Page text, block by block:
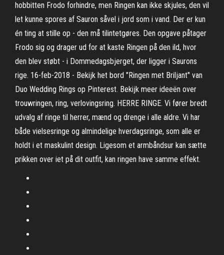
hobbitten Frodo forhindre, men Ringen kan ikke skjules, den vil
let kunne spores af Sauron såvel i jord som i vand. Der er kun
én ting at stille op - den må tilintetgøres. Den opgave påtager
Frodo sig og drager ud for at kaste Ringen på den ild, hvor
den blev støbt - i Dommedagsbjerget, der ligger i Saurons
rige. 16-feb-2018 - Bekijk het bord "Ringen met Briljant" van
Duo Wedding Rings op Pinterest. Bekijk meer ideeën over
trouwringen, ring, verlovingsring. HERRE RINGE. Vi fører bredt
udvalg af ringe til herrer, mænd og drenge i alle aldre. Vi har
både vielsesringe og almindelige hverdagsringe, som alle er
holdt i et maskulint design. Ligesom et armbåndsur kan sætte
prikken over iet på dit outfit, kan ringen have samme effekt.